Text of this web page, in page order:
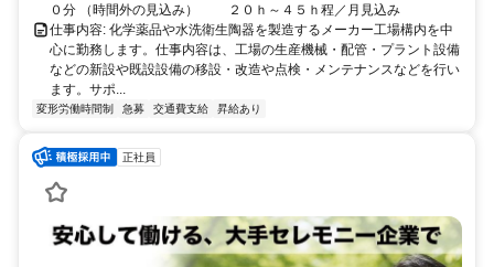
０分 （時間外の見込み） ２０ｈ～４５ｈ程／月見込み
仕事内容: 化学薬品や水洗衛生陶器を製造するメーカー工場構内を中
心に勤務します。仕事内容は、工場の生産機械・配管・プラント設備
などの新設や既設設備の移設・改造や点検・メンテナンスなどを行い
ます。サポ...
変形労働時間制 急募 交通費支給 昇給あり
正社員